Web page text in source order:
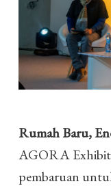
Rumah Baru,
AGORA
pembaruan